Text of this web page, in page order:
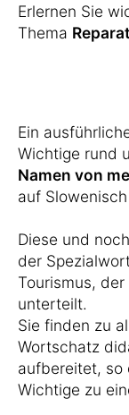
Erlernen Sie
Thema
Ein
Wichtige rund
Namen von
auf
Diese und
der
Tourismus,
unterteilt.
Sie finden zu
Wortschatz
aufbereitet, so
Wichtige zu